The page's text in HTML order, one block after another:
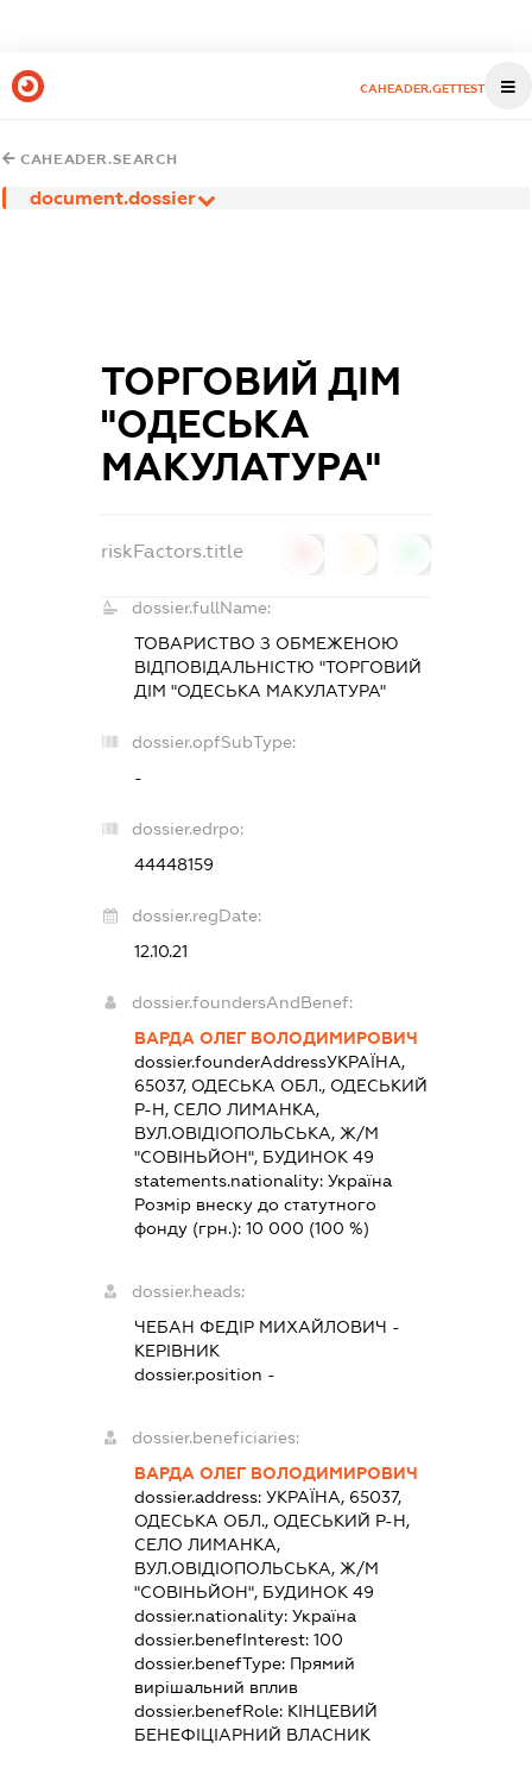
CAHEADER.GETTEST
CAHEADER.SEARCH
document.dossier
ТОРГОВИЙ ДІМ
"ОДЕСЬКА
МАКУЛАТУРА"
riskFactors.title
dossier.fullName:
ТОВАРИСТВО З ОБМЕЖЕНОЮ
ВІДПОВІДАЛЬНІСТЮ "ТОРГОВИЙ
ДІМ "ОДЕСЬКА МАКУЛАТУРА"
dossier.opfSubType:
-
dossier.edrpo:
44448159
dossier.regDate:
12.10.21
dossier.foundersAndBenef:
ВАРДА ОЛЕГ ВОЛОДИМИРОВИЧ
dossier.founderAddressУКРАЇНА,
65037, ОДЕСЬКА ОБЛ., ОДЕСЬКИЙ
Р-Н, СЕЛО ЛИМАНКА,
ВУЛ.ОВІДІОПОЛЬСЬКА, Ж/М
"СОВІНЬЙОН", БУДИНОК 49
statements.nationality:Україна
Розмір внеску до статутного
фонду (грн.):10 000 (100 %)
dossier.heads:
ЧЕБАН ФЕДІР МИХАЙЛОВИЧ -
КЕРІВНИК
dossier.position -
dossier.beneficiaries:
ВАРДА ОЛЕГ ВОЛОДИМИРОВИЧ
dossier.address:УКРАЇНА, 65037,
ОДЕСЬКА ОБЛ., ОДЕСЬКИЙ Р-Н,
СЕЛО ЛИМАНКА,
ВУЛ.ОВІДІОПОЛЬСЬКА, Ж/М
"СОВІНЬЙОН", БУДИНОК 49
dossier.nationality:Україна
dossier.benefInterest:100
dossier.benefType: Прямий
вирішальний вплив
dossier.benefRole: КІНЦЕВИЙ
БЕНЕФІЦІАРНИЙ ВЛАСНИК